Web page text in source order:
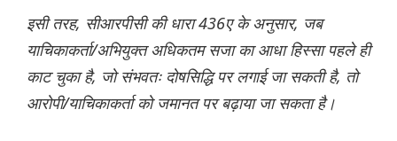
इसी तरह, सीआरपीसी की धारा 436ए के अनुसार, जब
याचिकाकर्ता/अभियुक्त अधिकतम सजा का आधा हिस्सा पहले ही
काट चुका है, जो संभवतः दोषसिद्धि पर लगाई जा सकती है, तो
आरोपी/याचिकाकर्ता को जमानत पर बढ़ाया जा सकता है।